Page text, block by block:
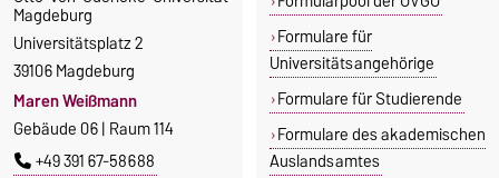
Magdeburg
Universitätsplatz 2
39106 Magdeburg
Maren Weißmann
Gebäude 06 | Raum 114
+49 391 67-58688
Formulare für
Universitätsangehörige
Formulare für Studierende
Formulare des akademischen
Auslandsamtes